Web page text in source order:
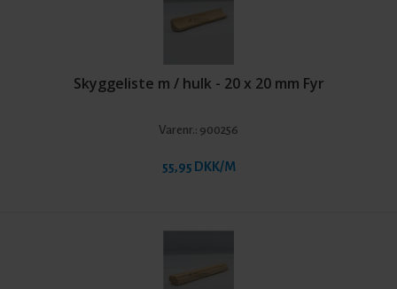
Skyggeliste m / hulk - 20 x 20 mm Fyr
Varenr.: 900256
55,95 DKK/M